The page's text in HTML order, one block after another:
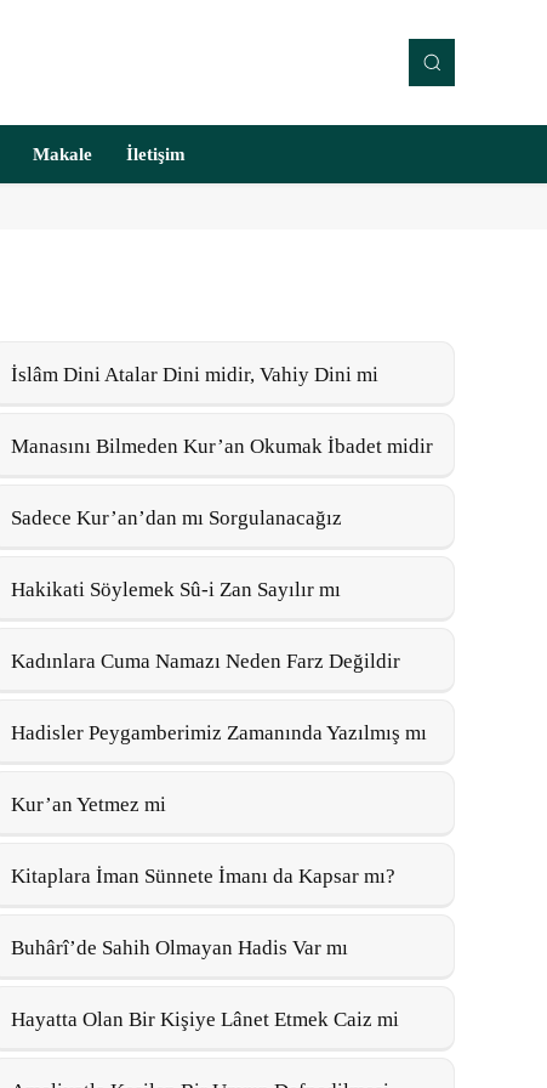
Makale İletişim
İslâm Dini Atalar Dini midir, Vahiy Dini mi
Manasını Bilmeden Kur’an Okumak İbadet midir
Sadece Kur’an’dan mı Sorgulanacağız
Hakikati Söylemek Sû-i Zan Sayılır mı
Kadınlara Cuma Namazı Neden Farz Değildir
Hadisler Peygamberimiz Zamanında Yazılmış mı
Kur’an Yetmez mi
Kitaplara İman Sünnete İmanı da Kapsar mı?
Buhârî’de Sahih Olmayan Hadis Var mı
Hayatta Olan Bir Kişiye Lânet Etmek Caiz mi